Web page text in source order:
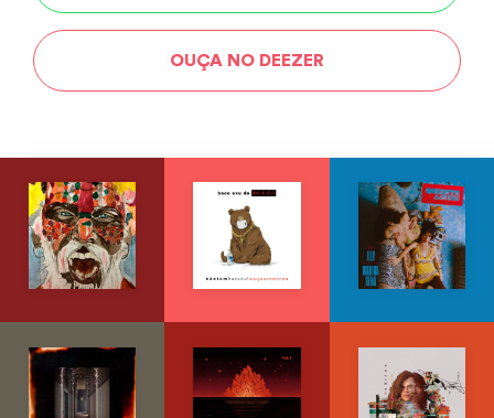
OUÇA NO DEEZER